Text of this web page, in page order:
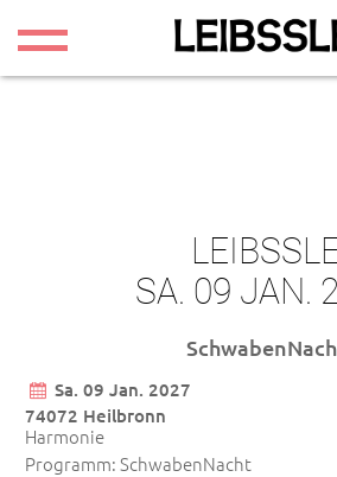
SA. 09 JAN.
Sa. 09 Jan. 2027
74072 Heilbronn
Harmonie
Programm: SchwabenNacht